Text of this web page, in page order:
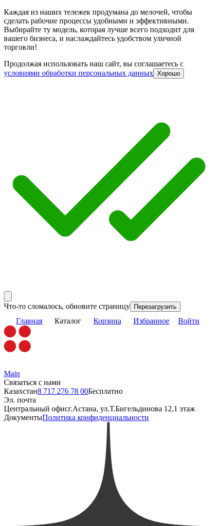
Каждая из наших тележек продумана до мелочей, чтобы
сделать рабочие процессы удобными и эффективными.
Выбирайте ту модель, которая лучше всего подходит для
вашего бизнеса, и наслаждайтесь удобством уличной
торговли!
Продолжая использовать наш сайт, вы соглашаетесь c
условиями обработки персональных данных Хорошо
Что-то сломалось, обновите страницу Перезагрузить
Главная Каталог Корзина Избранное Войти
Main
Связаться с нами
Казахстан8 717 276 78 00Бесплатно
Эл. почта
Центральный офисг.Астана, ул.Т.Бигельдинова 12,1 этаж
ДокументыПолитика конфиденциальности